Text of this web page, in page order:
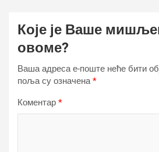
Које је Ваше
овоме?
Ваша адреса е-поште неће бити
поља су означена*
Коментар *